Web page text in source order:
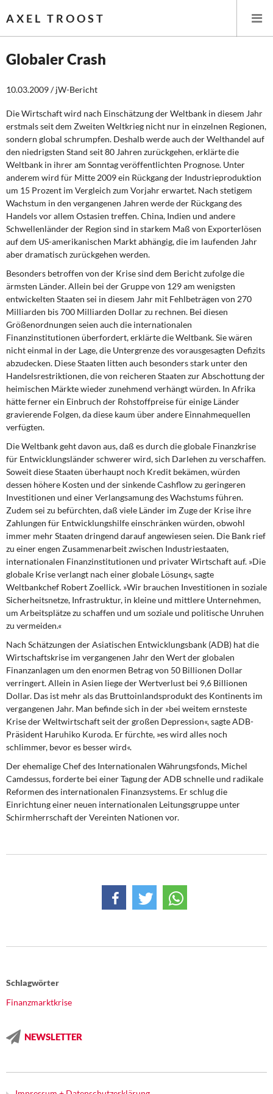
AXEL TROOST
Themen
Leitlinien linker Wirtschafts- und Finanzpolitik
Wirtschaftspolitik
Steuer- und Finanzpolitik
Öffentliche Infrastruktur und Daseinsvorsorge
Eurokrise und Griechenland
DIE LINKE
Weitere Themen
Memo-Gruppe
Institut Solidarische Moderne
Rosa-Luxemburg-Stiftung
Über mich
Kontakt
Globaler Crash
10.03.2009 / jW-Bericht
Die Wirtschaft wird nach Einschätzung der Weltbank in diesem Jahr
erstmals seit dem Zweiten Weltkrieg nicht nur in einzelnen Regionen,
sondern global schrumpfen. Deshalb werde auch der Welthandel auf
den niedrigsten Stand seit 80 Jahren zurückgehen, erklärte die
Weltbank in ihrer am Sonntag veröffentlichten Prognose. Unter
anderem wird für Mitte 2009 ein Rückgang der Industrieproduktion
um 15 Prozent im Vergleich zum Vorjahr erwartet. Nach stetigem
Wachstum in den vergangenen Jahren werde der Rückgang des
Handels vor allem Ost­asien treffen. China, Indien und andere
Schwellenländer der Region sind in starkem Maß von Exporterlösen
auf dem US-amerikanischen Markt abhängig, die im laufenden Jahr
aber dramatisch zurückgehen werden.
Besonders betroffen von der Krise sind dem Bericht zufolge die
ärmsten Länder. Allein bei der Gruppe von 129 am wenigsten
entwickelten Staaten sei in diesem Jahr mit Fehlbeträgen von 270
Milliarden bis 700 Milliarden Dollar zu rechnen. Bei diesen
Größenordnungen seien auch die internationalen
Finanzinstitutionen überfordert, erklärte die Weltbank. Sie wären
nicht einmal in der Lage, die Untergrenze des vorausgesagten Defizits
abzudecken. Diese Staaten litten auch besonders stark unter den
Handelsrestriktionen, die von reicheren Staaten zur Abschottung der
heimischen Märkte wieder zunehmend verhängt würden. In Afrika
hätte ferner ein Einbruch der Rohstoffpreise für einige Länder
gravierende Folgen, da diese kaum über andere Einnahmequellen
verfügten.
Die Weltbank geht davon aus, daß es durch die globale Finanzkrise
für Entwicklungsländer schwerer wird, sich Darlehen zu verschaffen.
Soweit diese Staaten überhaupt noch Kredit bekämen, würden
dessen höhere Kosten und der sinkende Cashflow zu geringeren
Investitionen und einer Verlangsamung des Wachstums führen.
Zudem sei zu befürchten, daß viele Länder im Zuge der Krise ihre
Zahlungen für Entwicklungshilfe einschränken würden, obwohl
immer mehr Staaten dringend darauf angewiesen seien. Die Bank rief
zu einer engen Zusammenarbeit zwischen Industriestaaten,
internationalen Finanz­institutionen und privater Wirtschaft auf. »Die
globale Krise verlangt nach einer globale Lösung«, sagte
Weltbankchef Robert Zoellick. »Wir brauchen Investitionen in soziale
Sicherheitsnetze, Infrastruktur, in kleine und mittlere Unternehmen,
um Arbeitsplätze zu schaffen und um soziale und politische Unruhen
zu vermeiden.«
Nach Schätzungen der Asiatischen Entwicklungsbank (ADB) hat die
Wirtschaftskrise im vergangenen Jahr den Wert der globalen
Finanzanlagen um den enormen Betrag von 50 Billionen Dollar
verringert. Allein in Asien liege der Wertverlust bei 9,6 Billionen
Dollar. Das ist mehr als das Bruttoinlandsprodukt des Kontinents im
vergangenen Jahr. Man befinde sich in der »bei weitem ernsteste
Krise der Weltwirtschaft seit der großen Depression«, sagte ADB-
Präsident Haruhiko Kuroda. Er fürchte, »es wird alles noch
schlimmer, bevor es besser wird«.
Der ehemalige Chef des Internationalen Währungsfonds, Michel
Camdessus, forderte bei einer Tagung der ADB schnelle und radikale
Reformen des internationalen Finanzsystems. Er schlug die
Einrichtung einer neuen internationalen Leitungsgruppe unter
Schirmherrschaft der Vereinten Nationen vor.
Schlagwörter
Finanzmarktkrise
NEWSLETTER